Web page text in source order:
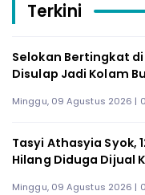
Terkini
Selokan Bertingkat
Disulap Jadi Kolam
Minggu, 09 Agustus 2026 |
Tasyi Athasyia Syok,
Hilang Diduga Dijual
Minggu, 09 Agustus 2026 |